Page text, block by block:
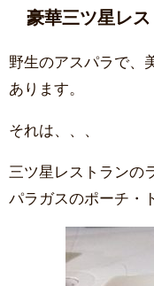
豪華三ツ星レ
野生のアスパラで、
あります。
それは、、、
三ツ星レストランの
パラガスのポーチ・